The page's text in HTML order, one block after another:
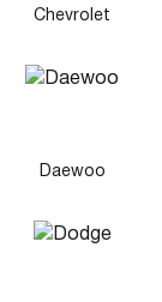
Chevrolet
Daewoo